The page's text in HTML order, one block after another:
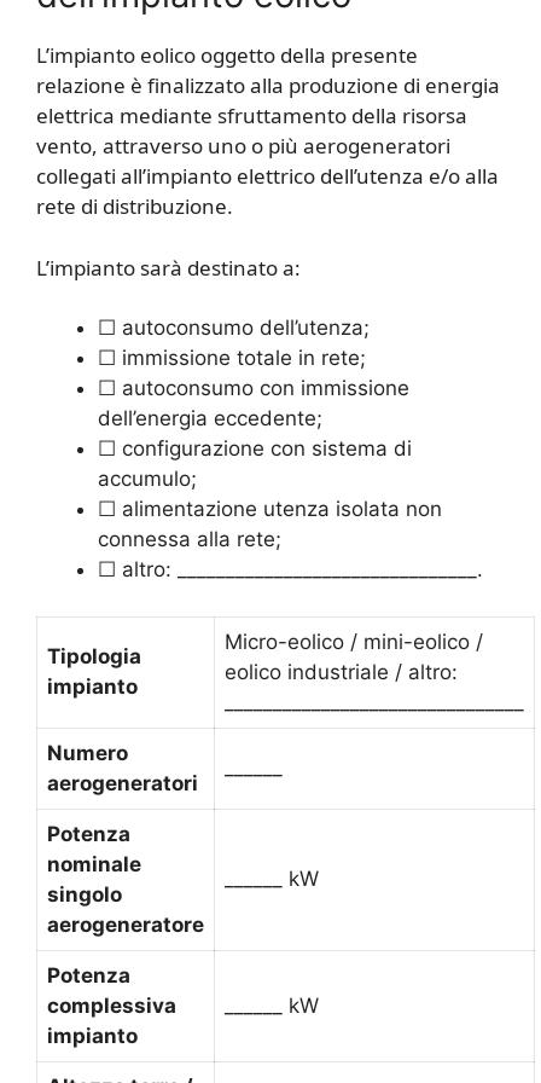
L’impianto eolico oggetto della presente
relazione è finalizzato alla produzione di energia
elettrica mediante sfruttamento della risorsa
vento, attraverso uno o più aerogeneratori
collegati all’impianto elettrico dell’utenza e/o alla
rete di distribuzione.
L’impianto sarà destinato a:
☐ autoconsumo dell’utenza;
☐ immissione totale in rete;
☐ autoconsumo con immissione
dell’energia eccedente;
☐ configurazione con sistema di
accumulo;
☐ alimentazione utenza isolata non
connessa alla rete;
☐ altro: _______________________________.
Tipologia
impianto
Micro-eolico / mini-eolico /
eolico industriale / altro:
Numero
aerogeneratori
Potenza
nominale
singolo
aerogeneratore
______ kW
Potenza
complessiva
impianto
______ kW